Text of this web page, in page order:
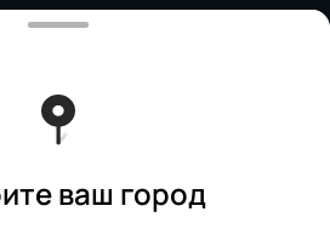
конфиденциальности
ваш город